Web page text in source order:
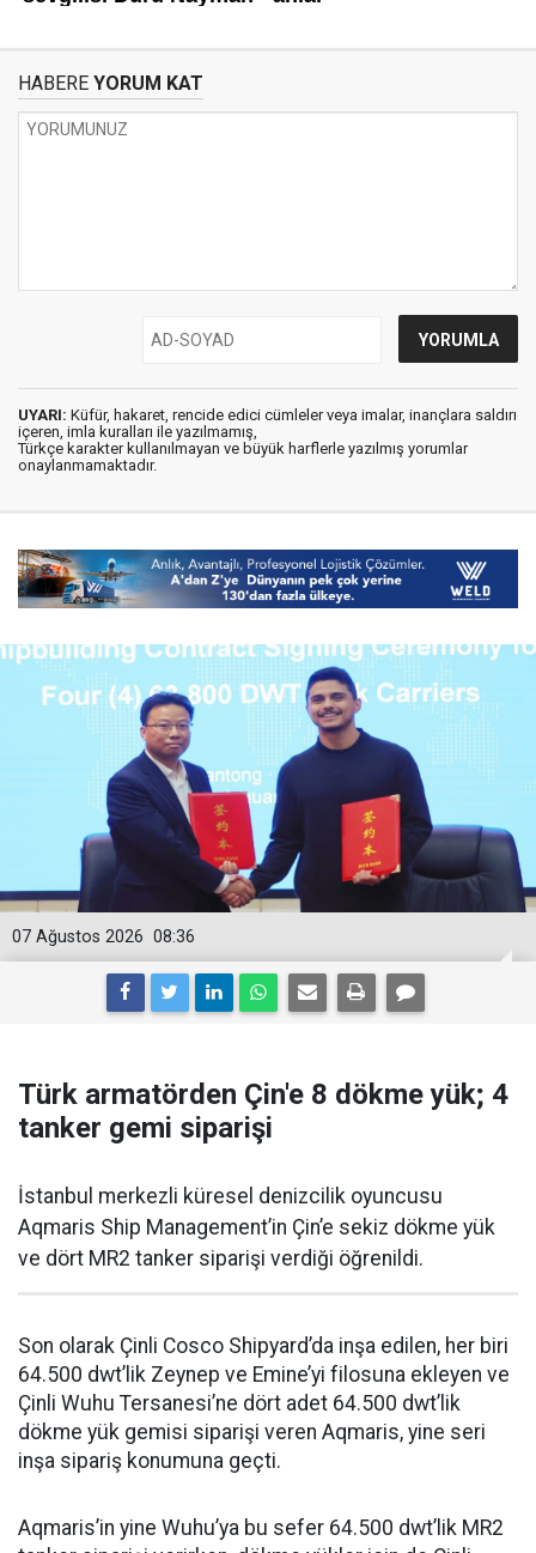
HABERE YORUM KAT
UYARI: Küfür, hakaret, rencide edici cümleler veya imalar, inançlara saldırı
içeren, imla kuralları ile yazılmamış,
Türkçe karakter kullanılmayan ve büyük harflerle yazılmış yorumlar
onaylanmamaktadır.
08:36
07 Ağustos 2026
Türk armatörden Çin'e 8 dökme yük; 4
tanker gemi siparişi
İstanbul merkezli küresel denizcilik oyuncusu
Aqmaris Ship Management’in Çin’e sekiz dökme yük
ve dört MR2 tanker siparişi verdiği öğrenildi.
Son olarak Çinli Cosco Shipyard’da inşa edilen, her biri
64.500 dwt’lik Zeynep ve Emine’yi filosuna ekleyen ve
Çinli Wuhu Tersanesi’ne dört adet 64.500 dwt’lik
dökme yük gemisi siparişi veren Aqmaris, yine seri
inşa sipariş konumuna geçti.
Aqmaris’in yine Wuhu’ya bu sefer 64.500 dwt’lik MR2